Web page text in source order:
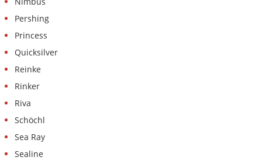
Pershing
Princess
Quicksilver
Reinke
Rinker
Riva
Schöchl
Sea Ray
Sealine